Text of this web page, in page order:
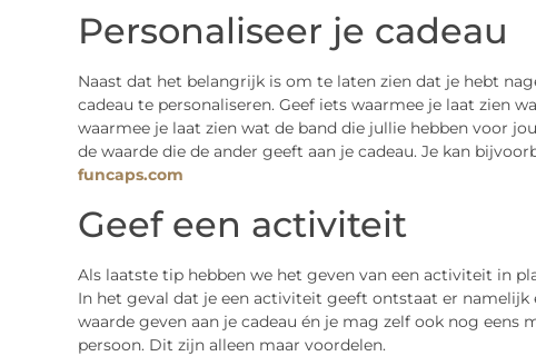
Personaliseer je cadeau
Naast dat het belangrijk is om te laten zien dat je hebt
cadeau te personaliseren. Geef iets waarmee je laat zien
waarmee je laat zien wat de band die jullie hebben voor
de waarde die de ander geeft aan je cadeau. Je kan
funcaps.com
Geef een activiteit
Als laatste tip hebben we het geven van een activiteit in
In het geval dat je een activiteit geeft ontstaat er
waarde geven aan je cadeau én je mag zelf ook nog eens
persoon. Dit zijn alleen maar voordelen.